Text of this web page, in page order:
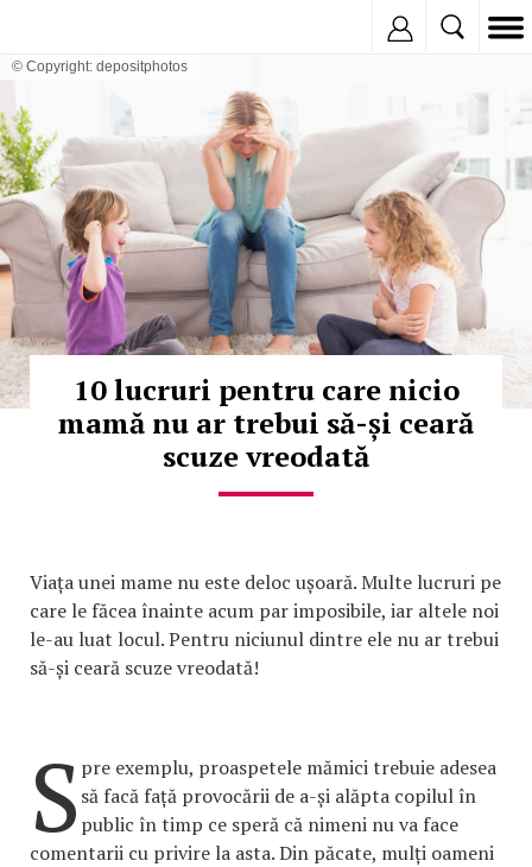
© Copyright: depositphotos
10 lucruri pentru care nicio
mamă nu ar trebui să-și ceară
scuze vreodată
Viața unei mame nu este deloc ușoară. Multe lucruri pe
care le făcea înainte acum par imposibile, iar altele noi
le-au luat locul. Pentru niciunul dintre ele nu ar trebui
să-și ceară scuze vreodată!
S pre exemplu, proaspetele mămici trebuie adesea
să facă față provocării de a-și alăpta copilul în
public în timp ce speră că nimeni nu va face
comentarii cu privire la asta. Din păcate, mulți oameni